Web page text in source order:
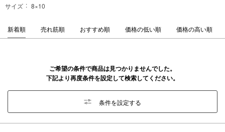
サイズ 8×10
新着順 売れ筋順 おすすめ順 価格の低い順 価格の高い順
ご希望の条件で商品は見つかりませんでした。
下記より再度条件を設定して検索してください。
条件を設定する